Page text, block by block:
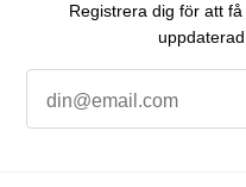
Registrera dig för att